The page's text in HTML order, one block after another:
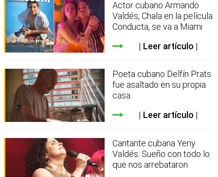
Actor cubano Armando
Valdés, Chala en la película
Conducta, se va a Miami
Leer artículo
Poeta cubano Delfín Prats
fue asaltado en su propia
casa
Leer artículo
Cantante cubana Yeny
Valdés: Sueño con todo lo
que nos arrebataron